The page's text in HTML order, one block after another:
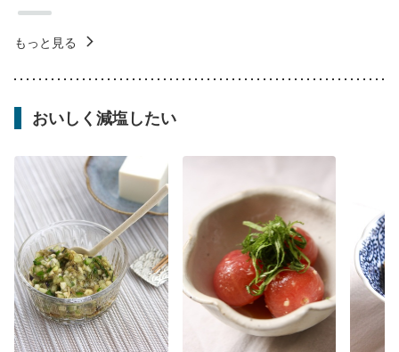
もっと見る
おいしく減塩したい